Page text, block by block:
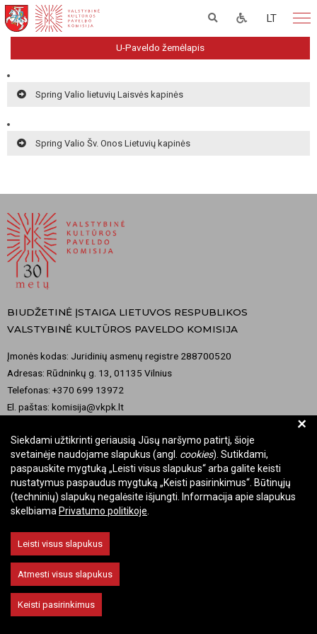
LT
U-Paveldo žemėlapis
Spring Valio lietuvių Laisvės kapinės
Spring Valio Šv. Onos Lietuvių kapinės
BIUDŽETINĖ ĮSTAIGA LIETUVOS RESPUBLIKOS
VALSTYBINĖ KULTŪROS PAVELDO KOMISIJA
Įmonės kodas: Juridinių asmenų registre 288700520
Adresas: Rūdninkų g. 13, 01135 Vilnius
Telefonas: +370 699 13972
El. paštas: komisija@vkpk.lt
© 2026 Valstybinė kultūros paveldo komisija. Visos teisės saugomos.
Keisti slapukų nustatymus
+
Siekdami užtikrinti geriausią Jūsų naršymo patirtį, šioje
svetainėje naudojame slapukus (angl. cookies). Sutikdami,
paspauskite mygtuką „Leisti visus slapukus“ arba galite keisti
nustatymus paspaudus mygtuką „Keisti pasirinkimus“. Būtinųjų
(techninių) slapukų negalėsite išjungti. Informacija apie slapukus
skelbiama Privatumo politikoje
Leisti visus slapukus
Atmesti visus slapukus
Keisti pasirinkimus